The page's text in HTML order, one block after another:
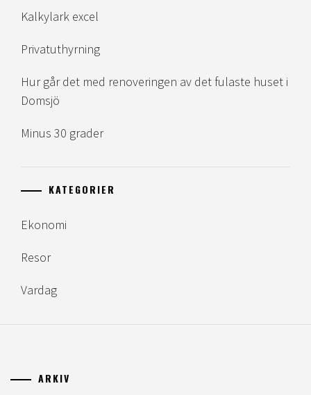
Kalkylark excel
Privatuthyrning
Hur går det med renoveringen av det fulaste huset i
Domsjö
Minus 30 grader
KATEGORIER
Ekonomi
Resor
Vardag
ARKIV